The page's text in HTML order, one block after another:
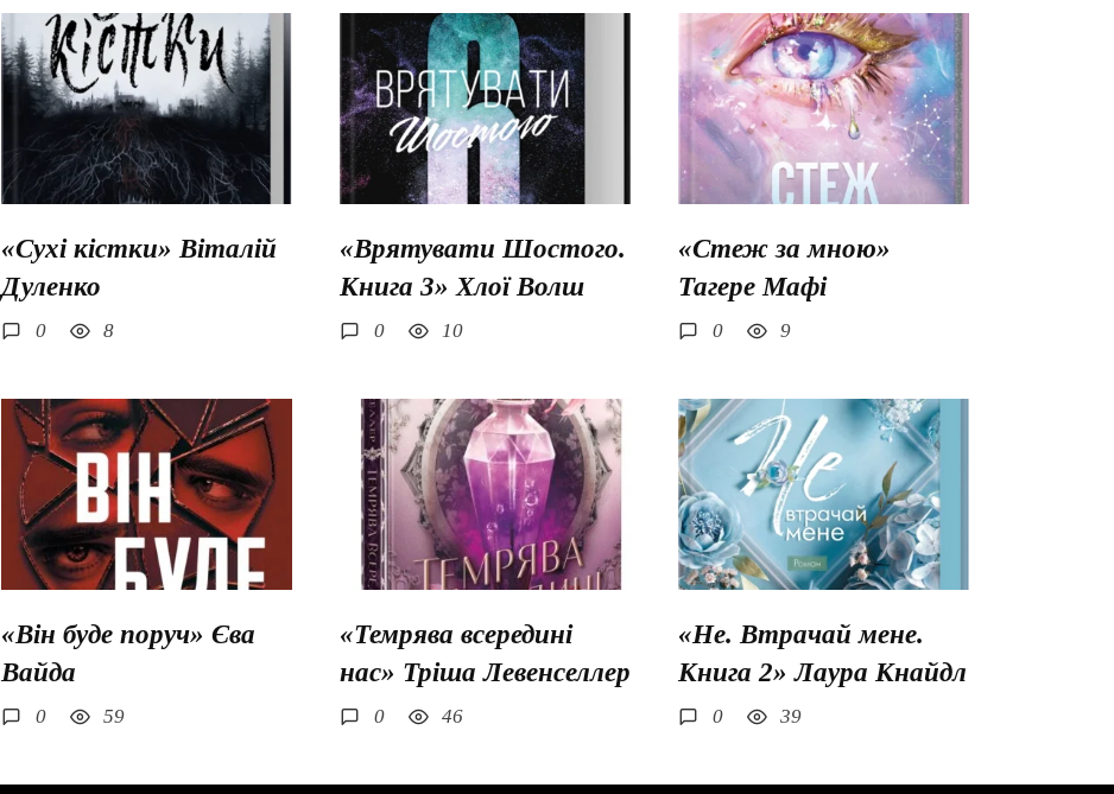
«Сухі кістки» Віталій
Дуленко
0 8
«Врятувати Шостого.
Книга 3» Хлої Волш
0 10
«Стеж за мною»
Тагере Мафі
0 9
«Він буде поруч» Єва
Вайда
0 59
«Темрява всередині
нас» Тріша Левенселлер
0 46
«Не. Втрачай мене.
Книга 2» Лаура Кнайдл
0 39